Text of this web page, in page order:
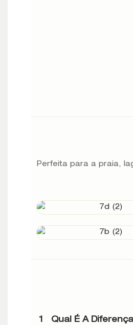
Perfeita para a praia,
1 Qual É A